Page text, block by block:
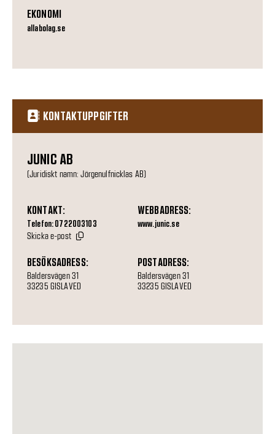
EKONOMI
allabolag.se
KONTAKTUPPGIFTER
JUNIC AB
(Juridiskt namn: Jörgenulfnicklas AB)
KONTAKT:
Telefon: 0722003103
Skicka e-post
WEBBADRESS:
www.junic.se
BESÖKSADRESS:
Baldersvägen 31
33235 GISLAVED
POSTADRESS:
Baldersvägen 31
33235 GISLAVED